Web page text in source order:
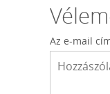
Az e-mail